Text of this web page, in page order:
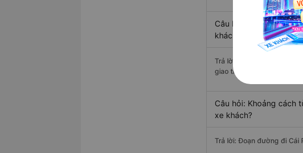
Câu hỏi: Từ Phú Yên
khách?
Trả lời: Thời gian di
giao thông thuận lợi.
Câu hỏi: Khoảng cách
xe khách?
Trả lời: Đoạn đường đi Cái